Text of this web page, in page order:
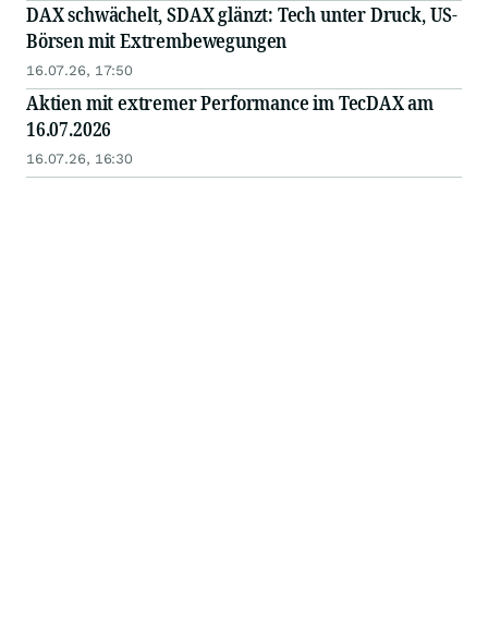
DAX schwächelt, SDAX glänzt: Tech unter Druck, US-
Börsen mit Extrembewegungen
16.07.26, 17:50
Aktien mit extremer Performance im TecDAX am
16.07.2026
16.07.26, 16:30